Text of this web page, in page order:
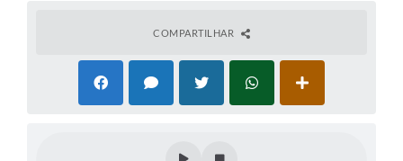
COMPARTILHAR